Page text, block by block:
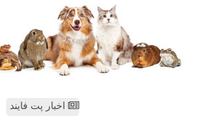
اخبار پت فایند